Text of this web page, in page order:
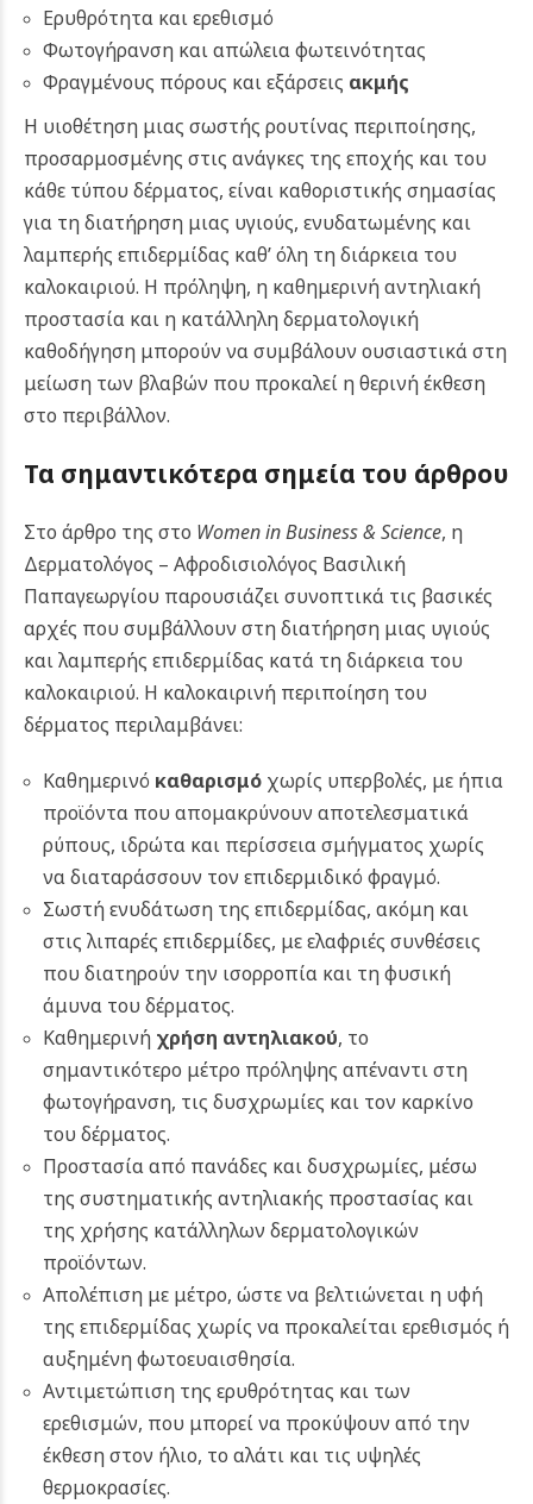
Ερυθρότητα και ερεθισμό
Φωτογήρανση και απώλεια φωτεινότητας
Φραγμένους πόρους και εξάρσεις ακμής
Η υιοθέτηση μιας σωστής ρουτίνας περιποίησης,
προσαρμοσμένης στις ανάγκες της εποχής και του
κάθε τύπου δέρματος, είναι καθοριστικής σημασίας
για τη διατήρηση μιας υγιούς, ενυδατωμένης και
λαμπερής επιδερμίδας καθ’ όλη τη διάρκεια του
καλοκαιριού. Η πρόληψη, η καθημερινή αντηλιακή
προστασία και η κατάλληλη δερματολογική
καθοδήγηση μπορούν να συμβάλουν ουσιαστικά στη
μείωση των βλαβών που προκαλεί η θερινή έκθεση
στο περιβάλλον.
Τα σημαντικότερα σημεία του άρθρου
Στο άρθρο της στο Women in Business & Science, η
Δερματολόγος – Αφροδισιολόγος Βασιλική
Παπαγεωργίου παρουσιάζει συνοπτικά τις βασικές
αρχές που συμβάλλουν στη διατήρηση μιας υγιούς
και λαμπερής επιδερμίδας κατά τη διάρκεια του
καλοκαιριού. Η καλοκαιρινή περιποίηση του
δέρματος περιλαμβάνει:
Καθημερινό καθαρισμόχωρίς υπερβολές, με ήπια
προϊόντα που απομακρύνουν αποτελεσματικά
ρύπους, ιδρώτα και περίσσεια σμήγματος χωρίς
να διαταράσσουν τον επιδερμιδικό φραγμό.
Σωστή ενυδάτωση της επιδερμίδας, ακόμη και
στις λιπαρές επιδερμίδες, με ελαφριές συνθέσεις
που διατηρούν την ισορροπία και τη φυσική
άμυνα του δέρματος.
Καθημερινή χρήση αντηλιακού, το
σημαντικότερο μέτρο πρόληψης απέναντι στη
φωτογήρανση, τις δυσχρωμίες και τον καρκίνο
του δέρματος.
Προστασία από πανάδες και δυσχρωμίες, μέσω
της συστηματικής αντηλιακής προστασίας και
της χρήσης κατάλληλων δερματολογικών
προϊόντων.
Απολέπιση με μέτρο, ώστε να βελτιώνεται η υφή
της επιδερμίδας χωρίς να προκαλείται ερεθισμός ή
αυξημένη φωτοευαισθησία.
Αντιμετώπιση της ερυθρότητας και των
ερεθισμών, που μπορεί να προκύψουν από την
έκθεση στον ήλιο, το αλάτι και τις υψηλές
θερμοκρασίες.